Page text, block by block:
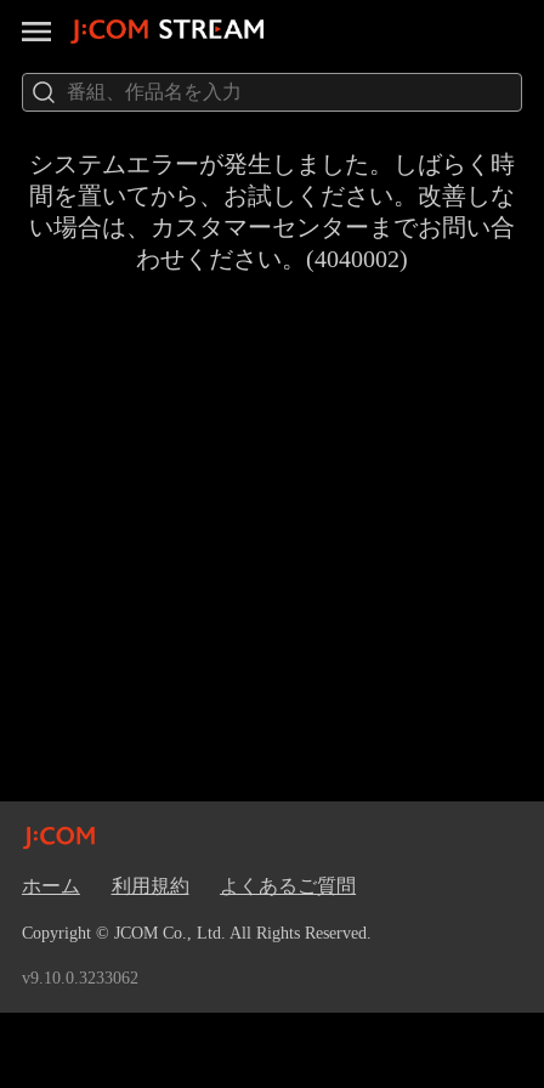
システムエラーが発生しました。しばらく時
間を置いてから、お試しください。改善しな
い場合は、カスタマーセンターまでお問い合
わせください。(4040002)
ホーム 利用規約 よくあるご質問
Copyright © JCOM Co., Ltd. All Rights Reserved.
v9.10.0.3233062